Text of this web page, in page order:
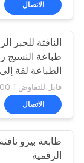
الاتصال
النافثة للحبر
طباعة النسيج
الطباعة لفة
قابل للتفاوض MOQ:1 مجموعة
الاتصال
طابعة بيزو
الرقمية